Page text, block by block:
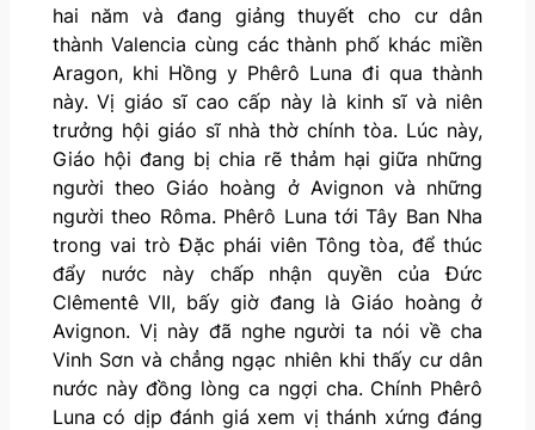
hai năm và đang giảng thuyết cho cư dân
thành Valencia cùng các thành phố khác miền
Aragon, khi Hồng y Phêrô Luna đi qua thành
này. Vị giáo sĩ cao cấp này là kinh sĩ và niên
trưởng hội giáo sĩ nhà thờ chính tòa. Lúc này,
Giáo hội đang bị chia rẽ thảm hại giữa những
người theo Giáo hoàng ở Avignon và những
người theo Rôma. Phêrô Luna tới Tây Ban Nha
trong vai trò Đặc phái viên Tông tòa, để thúc
đẩy nước này chấp nhận quyền của Đức
Clêmentê VII, bấy giờ đang là Giáo hoàng ở
Avignon. Vị này đã nghe người ta nói về cha
Vinh Sơn và chẳng ngạc nhiên khi thấy cư dân
nước này đồng lòng ca ngợi cha. Chính Phêrô
Luna có dịp đánh giá xem vị thánh xứng đáng